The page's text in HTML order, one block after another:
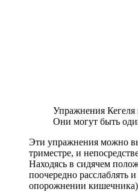
Упражнения
Они могут быть
Эти упражнения можно
триместре, и
Находясь в сидячем
поочередно расслаблять
опорожнении